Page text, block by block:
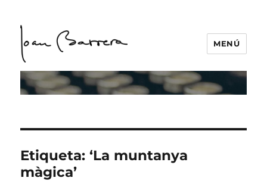
MENÚ
Etiqueta:‘La muntanya
màgica’